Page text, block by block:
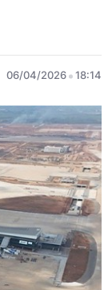
06/04/2026 18:14